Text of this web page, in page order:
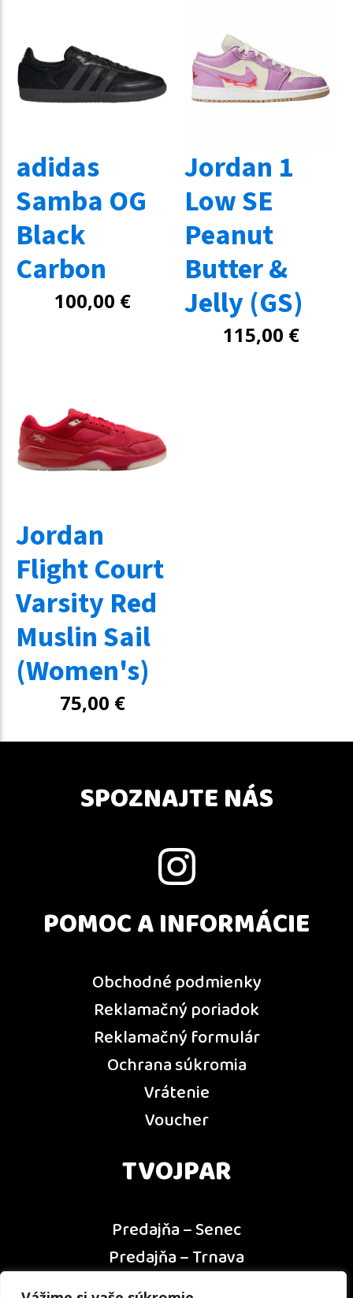
adidas
Samba OG
Black
Carbon
100,00 €
Jordan 1
Low SE
Peanut
Butter &
Jelly (GS)
115,00 €
Jordan
Flight Court
Varsity Red
Muslin Sail
(Women's)
75,00 €
SPOZNAJTE NÁS
POMOC A INFORMÁCIE
Obchodné podmienky
Reklamačný poriadok
Reklamačný formulár
Ochrana súkromia
Vrátenie
Voucher
TVOJPAR
Predajňa – Senec
Predajňa – Trnava
Predajňa – Dunajská Streda